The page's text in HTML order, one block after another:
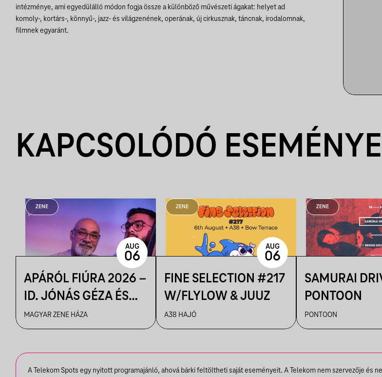
intézménye, ami egyedülálló módon fogja össze a különböző művészeti ágakat: helyet ad
komoly-, kortárs-, könnyű-, jazz- és világzenének, operának, új cirkusznak, táncnak, irodalomnak,
filmnek egyaránt.
KAPCSOLÓDÓ
ZENE
APÁRÓL FIÚRA 2026 –
ID. JÓNÁS GÉZA ÉS
ZENEKARA & IFJ.
JÓNÁS GÉZA ÉS
ZENEKARA, VENDÉG:
ROBY LAKATOS,
MAGYAR ZENE HÁZA
AUG
06
ZENE
FINE SELECTION #217
W/FLYLOW & JUUZ
A38 HAJÓ
AUG
06
ZENE
SAMURAI
PONTOON
PONTOON
A Telekom Spots egy nyitott programajánló, ahová bárki feltöltheti saját eseményeit. A Telekom nem szervezője és